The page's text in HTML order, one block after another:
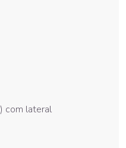
com lateral